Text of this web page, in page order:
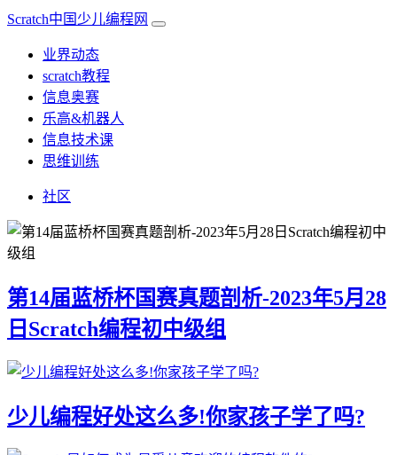
Scratch中国少儿编程网
业界动态
scratch教程
信息奥赛
乐高&机器人
信息技术课
思维训练
社区
第14届蓝桥杯国赛真题剖析-2023年5月28
日Scratch编程初中级组
少儿编程好处这么多!你家孩子学了吗?